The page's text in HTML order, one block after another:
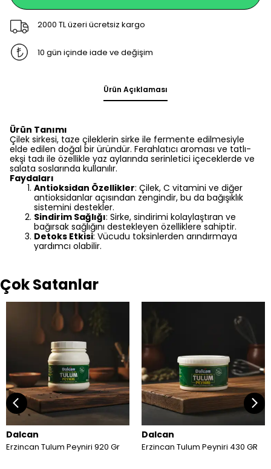
2000 TL üzeri ücretsiz kargo
10 gün içinde iade ve değişim
Ürün Açıklaması
Ürün Tanımı
Çilek sirkesi, taze çileklerin sirke ile fermente edilmesiyle
elde edilen doğal bir üründür. Ferahlatıcı aroması ve tatlı-
ekşi tadı ile özellikle yaz aylarında serinletici içeceklerde ve
salata soslarında kullanılır.
Faydaları
Antioksidan Özellikler: Çilek, C vitamini ve diğer
antioksidanlar açısından zengindir, bu da bağışıklık
sistemini destekler.
Sindirim Sağlığı: Sirke, sindirimi kolaylaştıran ve
bağırsak sağlığını destekleyen özelliklere sahiptir.
Detoks Etkisi: Vücudu toksinlerden arındırmaya
yardımcı olabilir.
Çok Satanlar
Dalcan
Erzincan Tulum Peyniri 920 Gr
Dalcan
Erzincan Tulum Peyniri 430 GR